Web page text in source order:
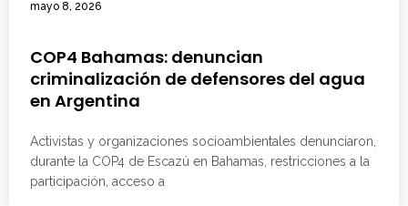
mayo 8, 2026
COP4 Bahamas: denuncian
criminalización de defensores del agua
en Argentina
Activistas y organizaciones socioambientales denunciaron,
durante la COP4 de Escazú en Bahamas, restricciones a la
participación, acceso a